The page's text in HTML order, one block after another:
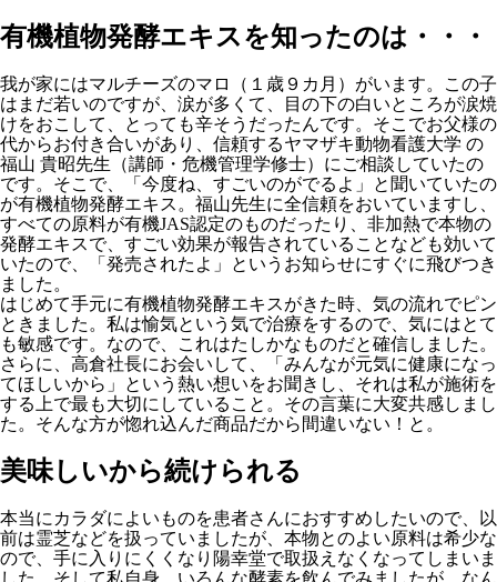
有機植物発酵エキスを知ったのは・・・
我が家にはマルチーズのマロ（１歳９カ月）がいます。この子
はまだ若いのですが、涙が多くて、目の下の白いところが涙焼
けをおこして、とっても辛そうだったんです。そこでお父様の
代からお付き合いがあり、信頼するヤマザキ動物看護大学 の
福山 貴昭先生（講師・危機管理学修士）にご相談していたの
です。そこで、「今度ね、すごいのがでるよ」と聞いていたの
が有機植物発酵エキス。福山先生に全信頼をおいていますし、
すべての原料が有機JAS認定のものだったり、非加熱で本物の
発酵エキスで、すごい効果が報告されていることなども効いて
いたので、「発売されたよ」というお知らせにすぐに飛びつき
ました。
はじめて手元に有機植物発酵エキスがきた時、気の流れでピン
ときました。私は愉気という気で治療をするので、気にはとて
も敏感です。なので、これはたしかなものだと確信しました。
さらに、高倉社長にお会いして、「みんなが元気に健康になっ
てほしいから」という熱い想いをお聞きし、それは私が施術を
する上で最も大切にしていること。その言葉に大変共感しまし
た。そんな方が惚れ込んだ商品だから間違いない！と。
美味しいから続けられる
本当にカラダによいものを患者さんにおすすめしたいので、以
前は霊芝などを扱っていましたが、本物とのよい原料は希少な
ので、手に入りにくくなり陽幸堂で取扱えなくなってしまいま
した。そして私自身、いろんな酵素を飲んでみましたが、なん